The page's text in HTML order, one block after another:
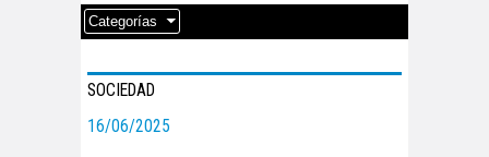
Categorías
SOCIEDAD
16/06/2025